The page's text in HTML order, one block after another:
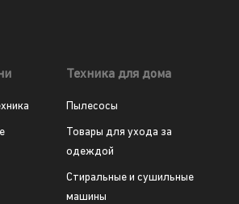
Техника для дома
Пылесосы
Товары для ухода за
одеждой
Стиральные и сушильные
машины